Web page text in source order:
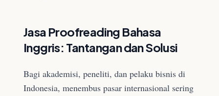
Jasa Proofreading Bahasa
Inggris: Tantangan dan Solusi
Bagi akademisi, peneliti, dan pelaku bisnis di
Indonesia, menembus pasar internasional sering